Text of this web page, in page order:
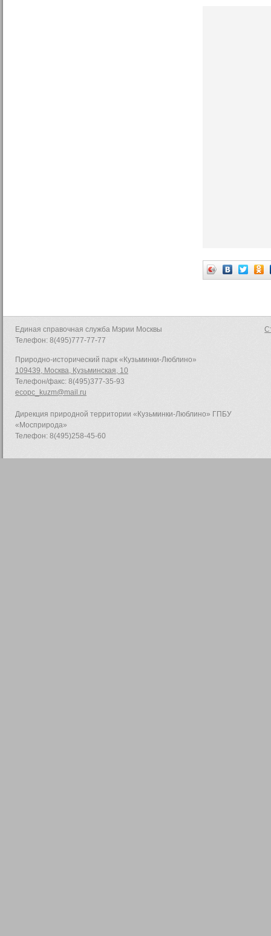
Единая справочная служба Мэрии Москвы
Телефон: 8(495)777-77-77
Природно-исторический парк «Кузьминки-Люблино»
109439, Москва, Кузьминская, 10
Телефон/факс: 8(495)377-35-93
ecopc_kuzm@mail.ru
Дирекция природной территории «Кузьминки-Люблино» ГПБУ
«Мосприрода»
Телефон: 8(495)258-45-60